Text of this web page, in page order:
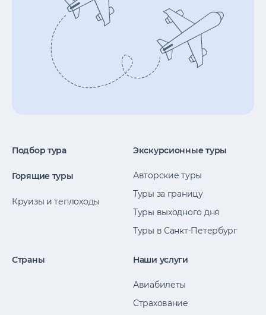
Подбор тура
Горящие туры
Круизы и теплоходы
Экскурсионные туры
Авторские туры
Туры за границу
Туры выходного дня
Туры в Санкт-Петербург
Страны Наши услуги
Авиабилеты
Страхование